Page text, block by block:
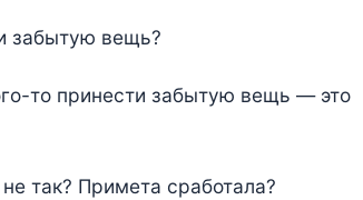
забытую вещь?
то принести забытую вещь — это
так? Примета сработала?